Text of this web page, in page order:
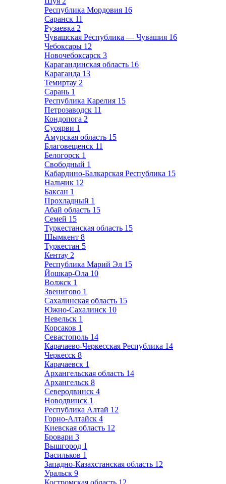
Республика Мордовия 16
Саранск 11
Рузаевка 2
Чувашская Республика — Чувашия 16
Чебоксары 12
Новочебоксарск 3
Карагандинская область 16
Караганда 13
Темиртау 2
Сарань 1
Республика Карелия 15
Петрозаводск 11
Кондопога 2
Суоярви 1
Амурская область 15
Благовещенск 11
Белогорск 1
Свободный 1
Кабардино-Балкарская Республика 15
Нальчик 12
Баксан 1
Прохладный 1
Абай область 15
Семей 15
Туркестанская область 15
Шымкент 8
Туркестан 5
Кентау 2
Республика Марий Эл 15
Йошкар-Ола 10
Волжск 1
Звенигово 1
Сахалинская область 15
Южно-Сахалинск 10
Невельск 1
Корсаков 1
Севастополь 14
Карачаево-Черкесская Республика 14
Черкесск 8
Карачаевск 1
Архангельская область 14
Архангельск 8
Северодвинск 4
Новодвинск 1
Республика Алтай 12
Горно-Алтайск 4
Киевская область 12
Бровари 3
Вышгород 1
Васильков 1
Западно-Казахстанская область 12
Уральск 9
Костромская область 12